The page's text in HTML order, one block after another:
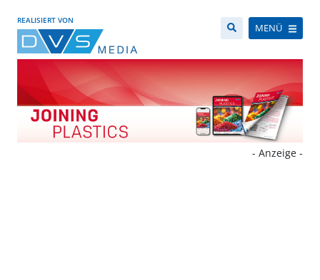
REALISIERT VON
MENÜ
- Anzeige -